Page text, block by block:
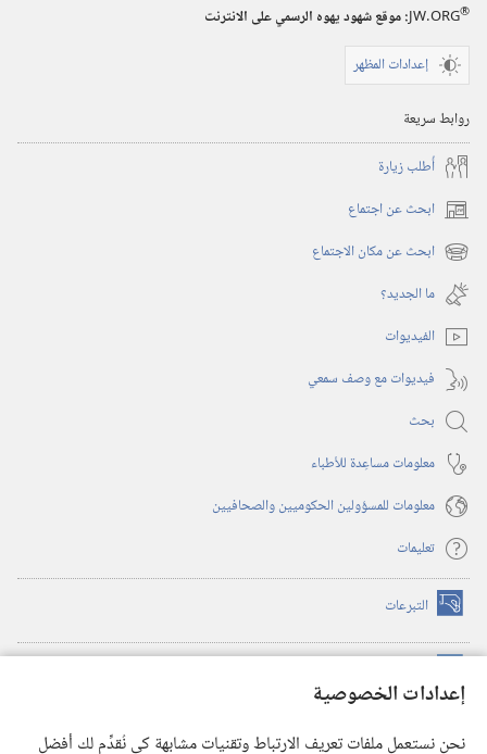
إعدادات الخصوصية
نحن نستعمل ملفات تعريف الارتباط وتقنيات مشابهة كي نُقدِّم لك أفضل
JW.ORG®
:‏ موقع شهود يهوه الرسمي على الانترنت
إعدادات المظهر
روابط سريعة
أُطلب زيارة
ابحث عن اجتماع (يفتح
نافذة ابحث عن مكان الاجتماع (يفتح
نافذة
جديدة)
ما الجديد؟‏
الفيديوات
فيديوات مع وصف سمعي
بحث
معلومات مساعِدة للأطباء
معلومات للمسؤولين الحكوميين والصحافيين
تعليمات
التبرعات (يفتح
نافذة
(يفتح
نافذة
(يفتح